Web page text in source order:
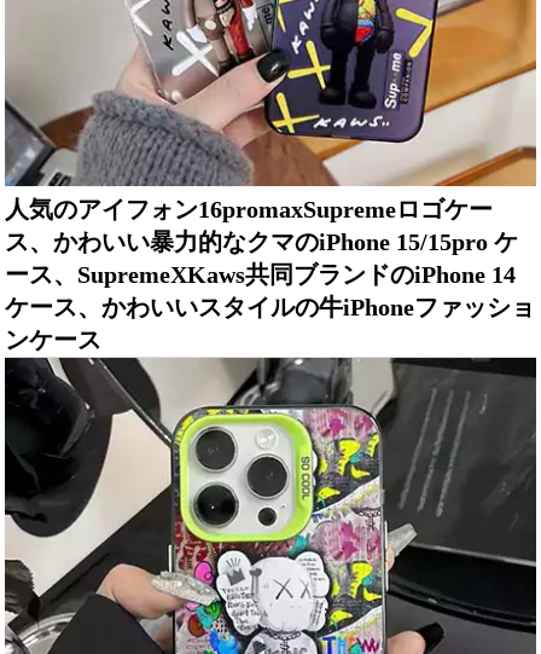
人気のアイフォン16promaxSupremeロゴケー
ス、かわいい暴力的なクマのiPhone 15/15pro ケ
ース、SupremeXKaws共同ブランドのiPhone 14
ケース、かわいいスタイルの牛iPhoneファッショ
ンケース